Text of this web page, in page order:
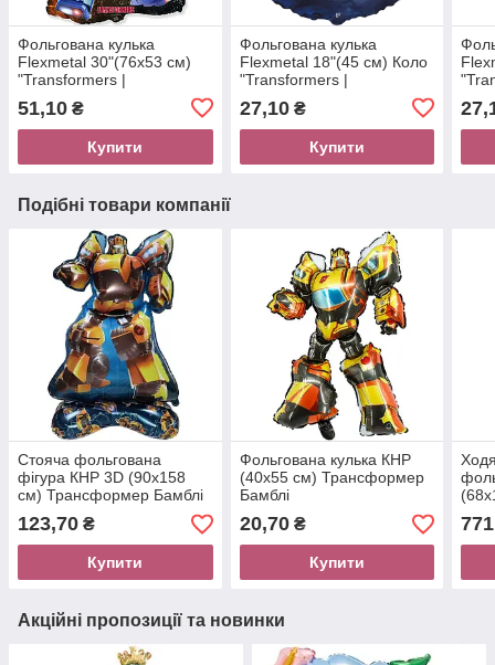
Фольгована кулька
Flexmetal 30"(76х53 см)
"Transformers |
Трансформери" Оптімус
Прайм
51,10 ₴
Купити
Фольгована кулька
Flexmetal 18"(45 см) Коло
"Transformers |
Трансформери" команда
27,10₴
Купити
Подібні товари компанії
Стояча фольгована
фігура КНР 3D (90х158
см) Трансформер Бамблі
123,70 ₴
Купити
Фольгована кулька КНР
(40х55 см) Трансформер
Бамблі
20,70₴
Купити
Акційні пропозиції та новинки